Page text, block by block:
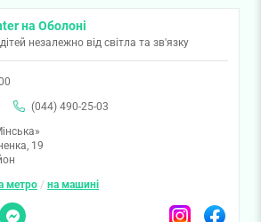
на Оболоні
незалежно від світла та зв'язку
(044) 490-25-03
19
метро / на машині
Messenger InstagramFacebook